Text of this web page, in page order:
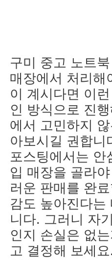
구미 중고 노트
매장에서 처리해
이 계시다면 이
인 방식으로 진
에서 고민하지
아보시길 권합니
포스팅에서는 안
입 매장을 골라
러운 판매를 완
감도 높아진다는
니다. 그러니 자
인지 손실은 없
고 결정해 보세